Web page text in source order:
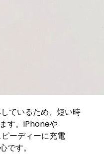
ているため、短い時
す。iPhoneや
ーディーに充電
です。